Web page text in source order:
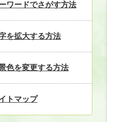
ワードでさがす方法
を拡大する方法
色を変更する方法
トマップ